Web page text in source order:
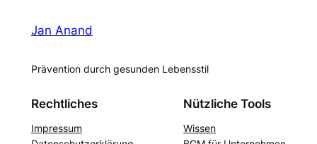
Jan Anand
Prävention durch gesunden Lebensstil
Rechtliches
Impressum
Nützliche Tools
Wissen